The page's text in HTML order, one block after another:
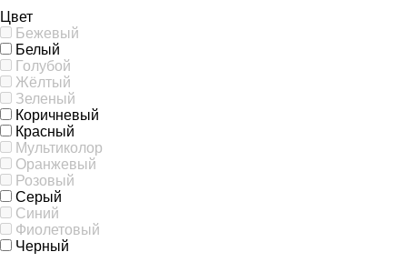
Цвет
Бежевый
Белый
Голубой
Жёлтый
Зеленый
Коричневый
Красный
Мультиколор
Оранжевый
Розовый
Серый
Синий
Фиолетовый
Черный